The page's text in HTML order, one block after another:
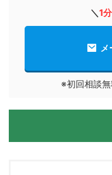
＼1分
メ
※初回相談